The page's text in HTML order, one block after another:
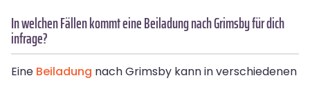
In welchen Fällen kommt eine Beiladung nach Grimsby für dich
infrage?
Eine Beiladung nach Grimsby kann in verschiedenen